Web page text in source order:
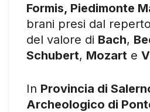
Formis, Piedimonte
brani presi dal
del valore di Bach,
Schubert, Mozart e
In Provincia di
Archeologico di